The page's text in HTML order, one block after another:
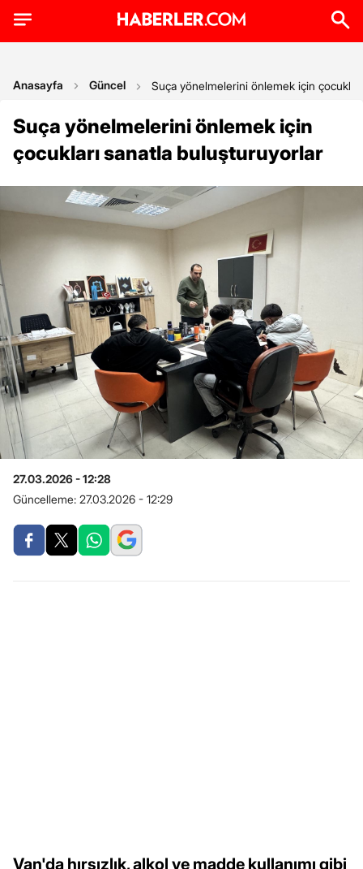
Anasayfa Güncel Suça yönelmelerini önlemek için
Suça yönelmelerini önlemek için
çocukları sanatla buluşturuyorlar
27.03.2026 - 12:28
Güncelleme: 27.03.2026 - 12:29
Van'da hırsızlık, alkol ve madde kullanımı gibi